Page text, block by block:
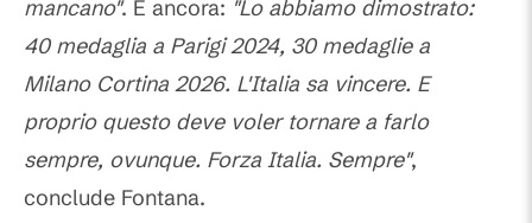
mancano". E ancora: "Lo abbiamo dimostrato:
40 medaglia a Parigi 2024, 30 medaglie a
Milano Cortina 2026. L'Italia sa vincere. E
proprio questo deve voler tornare a farlo
sempre, ovunque. Forza Italia. Sempre",
conclude Fontana.